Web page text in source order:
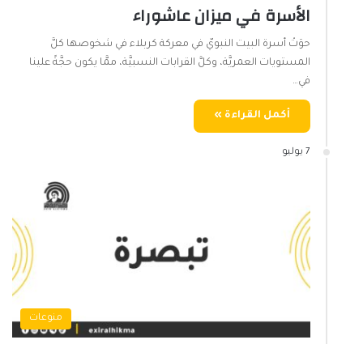
الأسرة في ميزان عاشوراء
حوَتْ أسرة البيت النبويّ في معركة كربلاء في شخوصها كلَّ
المستويات العمريَّة، وكلَّ القرابات النسبيَّة، ممَّا يكون حجَّةً علينا
في…
أكمل القراءة »
7 يوليو
منوعات